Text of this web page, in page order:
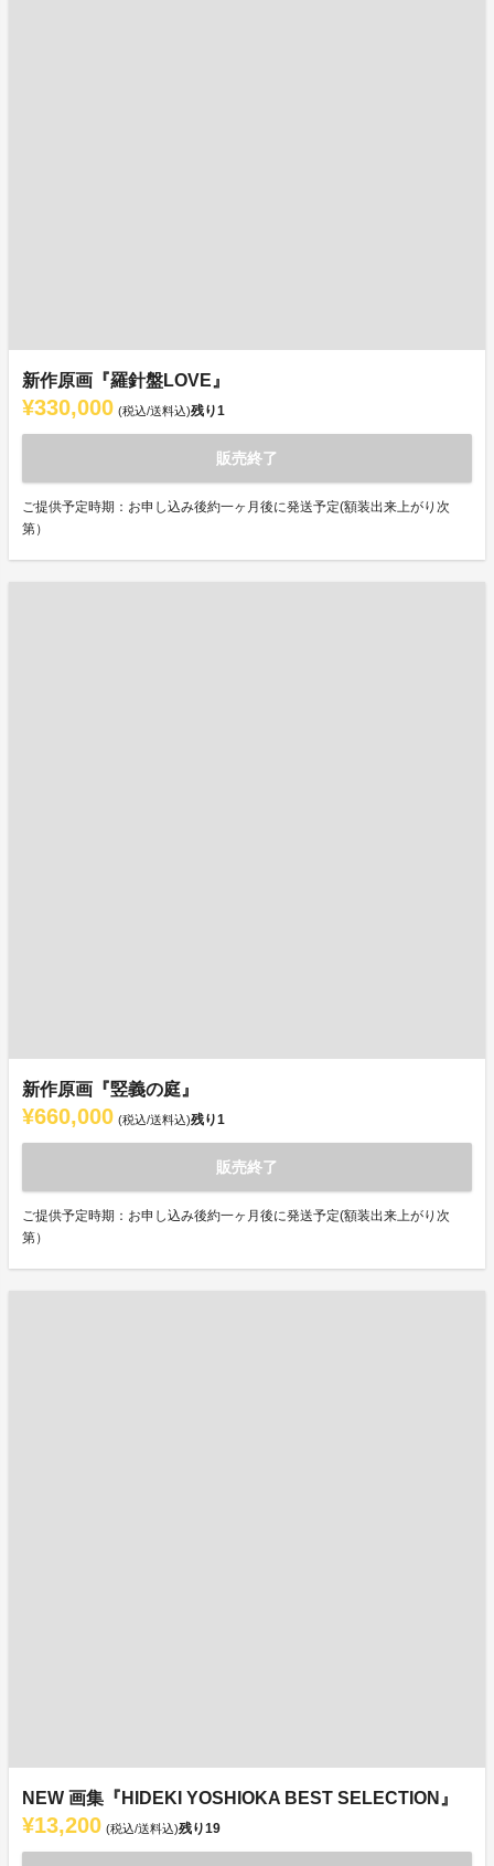
新作原画『羅針盤LOVE』
¥330,000 (税込/送料込)残り1
販売終了
ご提供予定時期：お申し込み後約一ヶ月後に発送予定(額装出来上がり次
第）
新作原画『竪義の庭』
¥660,000 (税込/送料込)残り1
販売終了
ご提供予定時期：お申し込み後約一ヶ月後に発送予定(額装出来上がり次
第）
NEW 画集『HIDEKI YOSHIOKA BEST SELECTION』
¥13,200 (税込/送料込)残り19